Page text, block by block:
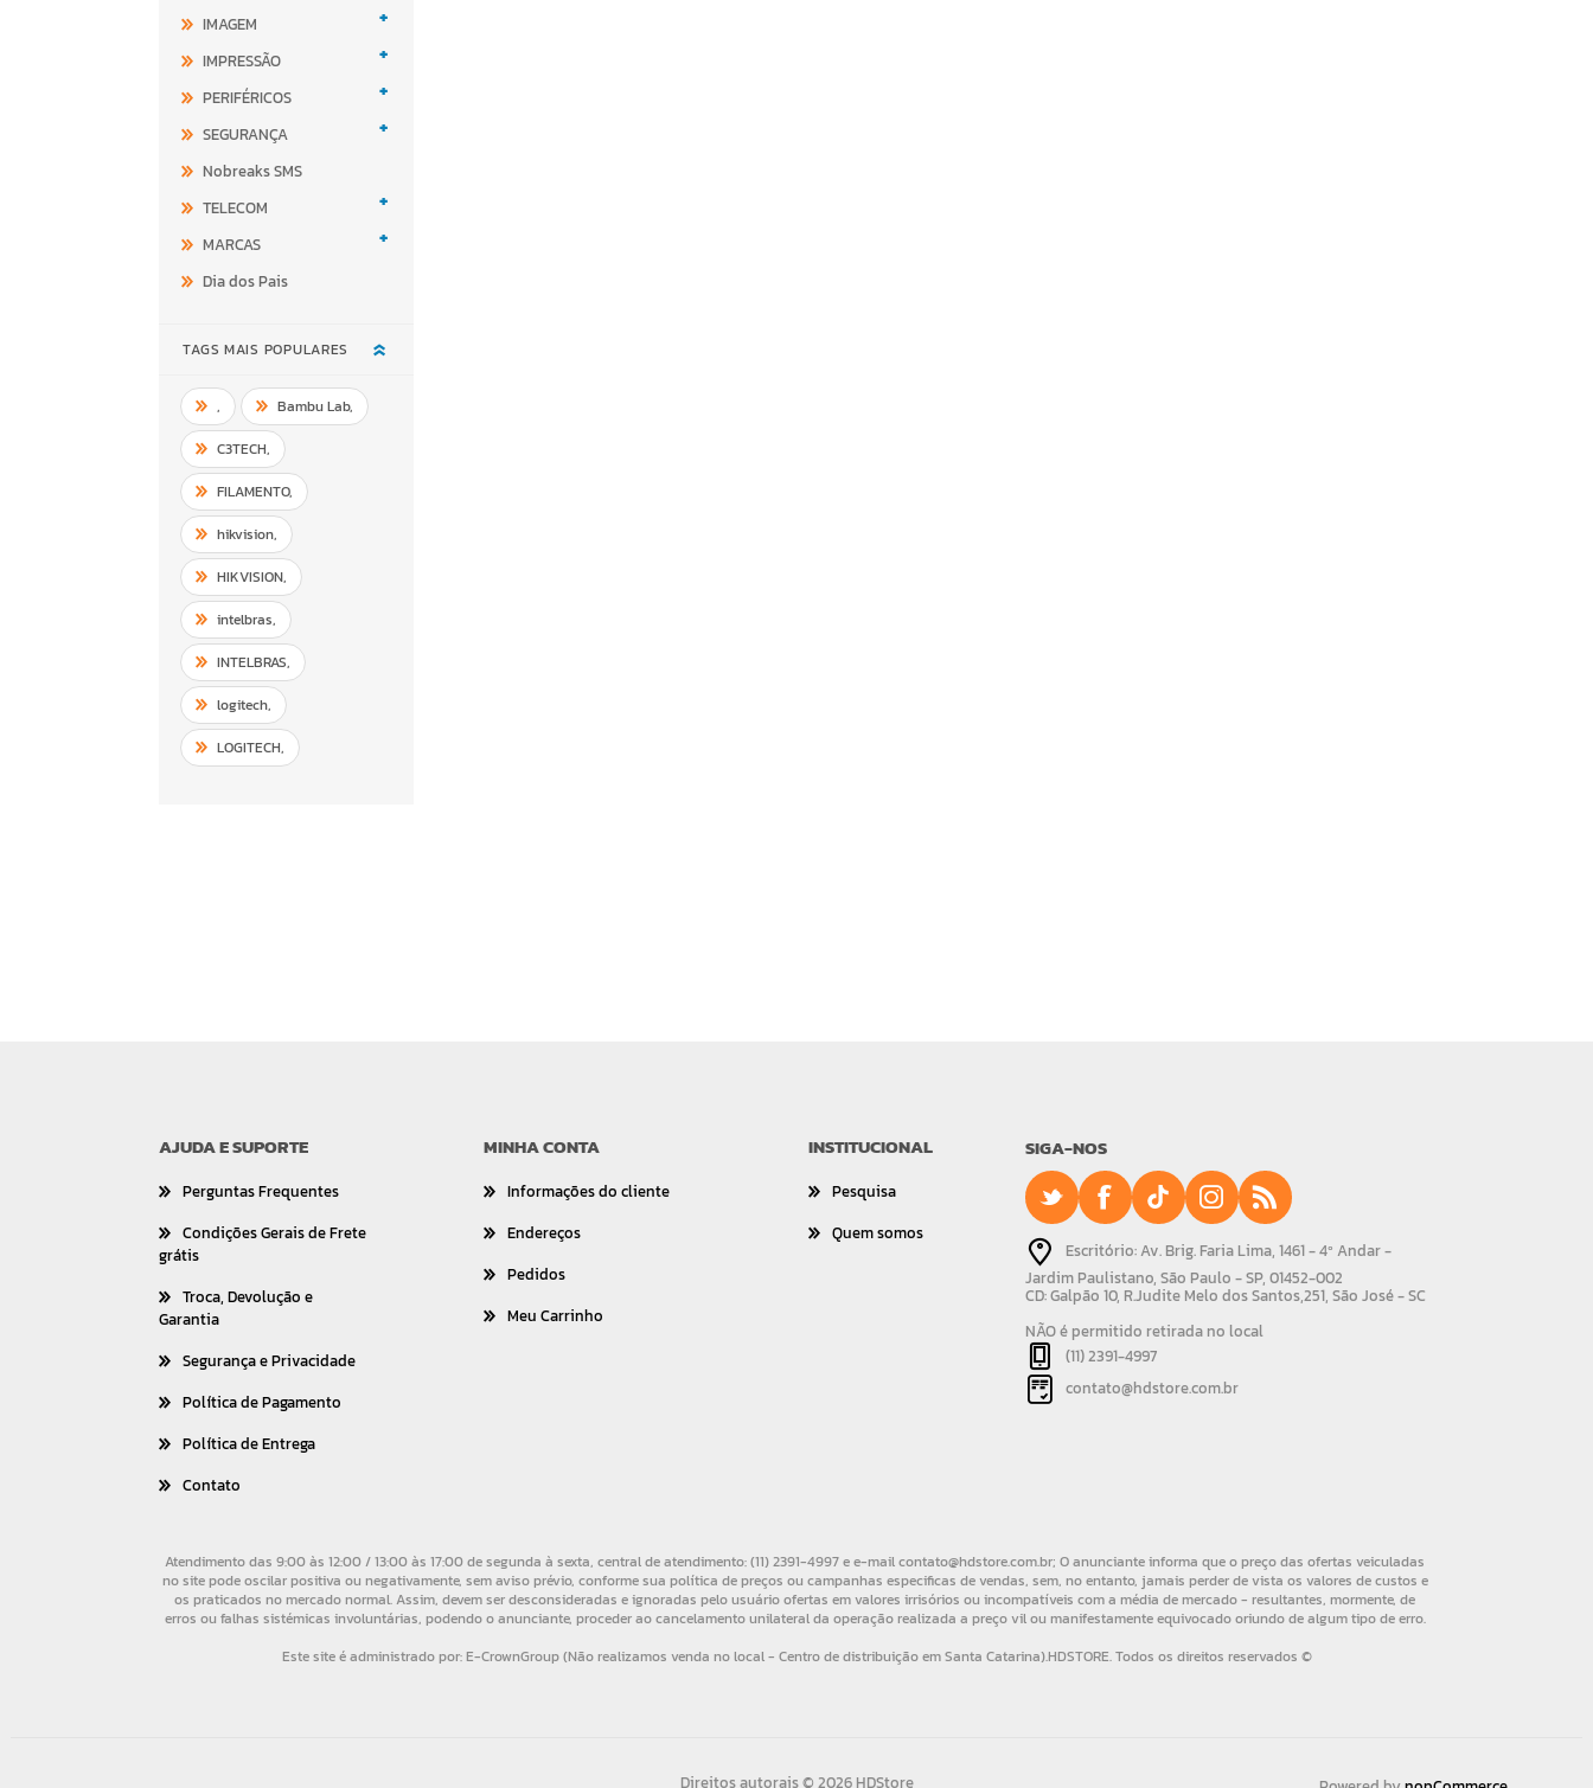
IMAGEM +
IMPRESSÃO +
PERIFÉRICOS +
SEGURANÇA +
Nobreaks SMS
TELECOM
+
MARCAS +
Dia dos Pais
TAGS MAIS POPULARES
, Bambu Lab,
C3TECH,
FILAMENTO,
hikvision,
HIKVISION,
intelbras,
INTELBRAS,
logitech,
LOGITECH,
AJUDA E SUPORTE
Perguntas Frequentes
Condições Gerais de Frete
grátis
Troca, Devolução e
Garantia
Segurança e Privacidade
Política de Pagamento
Política de Entrega
Contato
MINHA CONTA
Informações do cliente
Endereços
Pedidos
Meu Carrinho
INSTITUCIONAL
Pesquisa
Quem somos
SIGA-NOS
Escritório: Av. Brig. Faria Lima, 1461 - 4º Andar -
Jardim Paulistano, São Paulo - SP, 01452-002
CD: Galpão 10, R.Judite Melo dos Santos,251, São José - SC
NÃO é permitido retirada no local
(11) 2391-4997
contato@hdstore.com.br
Direitos autorais © 2026 HDStore